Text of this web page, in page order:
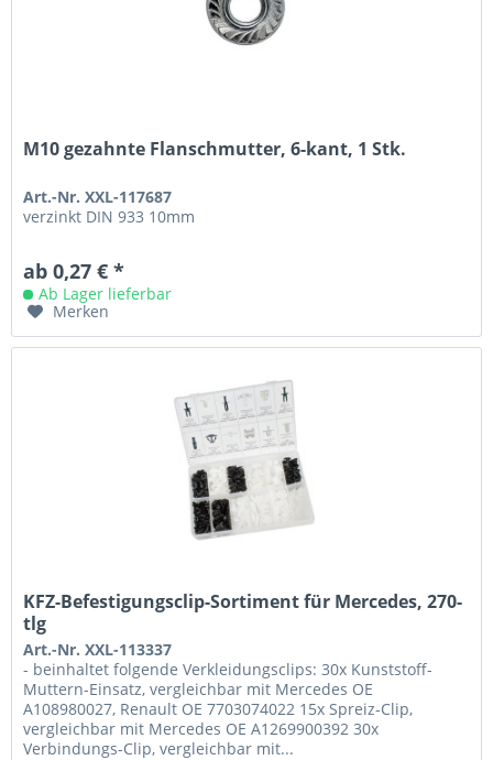
M10 gezahnte Flanschmutter, 6-kant, 1 Stk.
Art.-Nr. XXL-117687
verzinkt DIN 933 10mm
ab 0,27 € *
Ab Lager lieferbar
Merken
KFZ-Befestigungsclip-Sortiment für Mercedes, 270-
tlg
Art.-Nr. XXL-113337
- beinhaltet folgende Verkleidungsclips: 30x Kunststoff-
Muttern-Einsatz, vergleichbar mit Mercedes OE
A108980027, Renault OE 7703074022 15x Spreiz-Clip,
vergleichbar mit Mercedes OE A1269900392 30x
Verbindungs-Clip, vergleichbar mit...